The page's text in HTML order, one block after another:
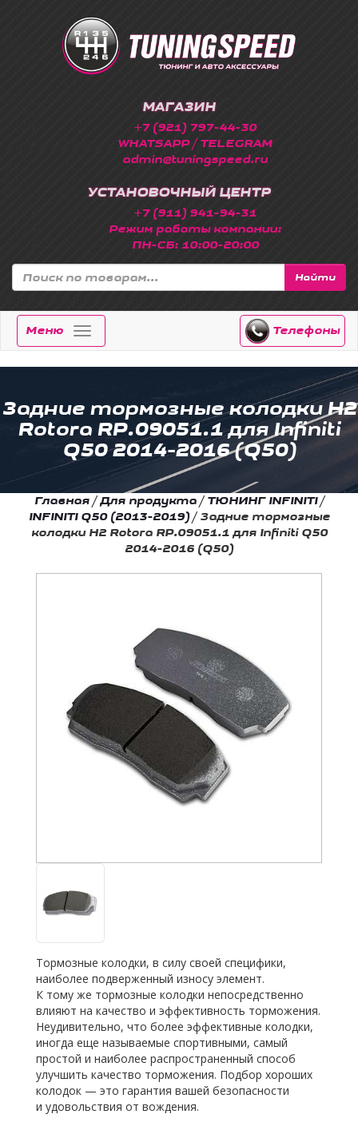
МАГАЗИН
+7 (921) 797-44-30
WHATSAPP / TELEGRAM
admin@tuningspeed.ru
УСТАНОВОЧНЫЙ ЦЕНТР
+7 (911) 941-94-31
Режим работы компании:
ПН-СБ: 10:00-20:00
Найти
Меню Телефоны
Задние тормозные колодки Н2
Rotora RP.09051.1 для Infiniti
Q50 2014-2016 (Q50)
Главная /Для продукта /ТЮНИНГ INFINITI /
INFINITI Q50 (2013-2019) /Задние тормозные
колодки Н2 Rotora RP.09051.1 для Infiniti Q50
2014-2016 (Q50)
Тормозные колодки, в силу своей специфики,
наиболее подверженный износу элемент.
К тому же тормозные колодки непосредственно
влияют на качество и эффективность торможения.
Неудивительно, что более эффективные колодки,
иногда еще называемые спортивными, самый
простой и наиболее распространенный способ
улучшить качество торможения. Подбор хороших
колодок — это гарантия вашей безопасности
и удовольствия от вождения.